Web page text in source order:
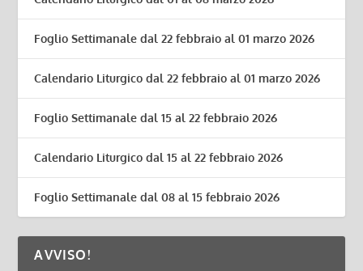
Foglio Settimanale dal 22 febbraio al 01 marzo 2026
Calendario Liturgico dal 22 febbraio al 01 marzo 2026
Foglio Settimanale dal 15 al 22 febbraio 2026
Calendario Liturgico dal 15 al 22 febbraio 2026
Foglio Settimanale dal 08 al 15 febbraio 2026
AVVISO!